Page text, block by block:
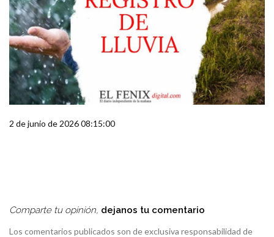
2 de junio de 2026 08:15:00
Comparte tu opinión, dejanos tu comentario
Los comentarios publicados son de exclusiva responsabilidad de